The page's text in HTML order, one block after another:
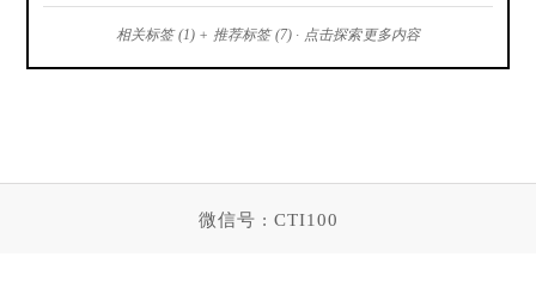
相关标签 (1) + 推荐标签 (7) · 点击探索更多内容
微信号 : CTI100